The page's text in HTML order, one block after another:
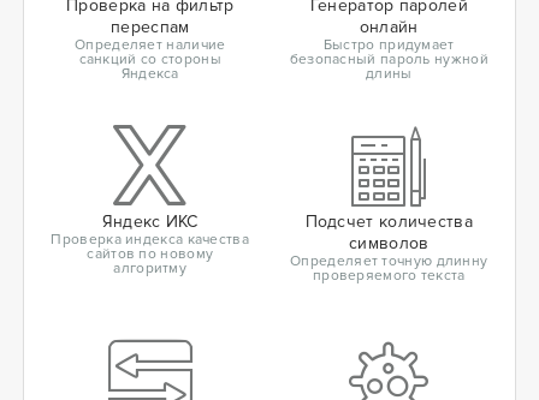
Проверка на фильтр
переспам
Определяет наличие
санкций со стороны
Яндекса
Генератор паролей
онлайн
Быстро придумает
безопасный пароль нужной
длины
Яндекс ИКС
Проверка индекса качества
сайтов по новому
алгоритму
Подсчет количества
символов
Определяет точную длинну
проверяемого текста